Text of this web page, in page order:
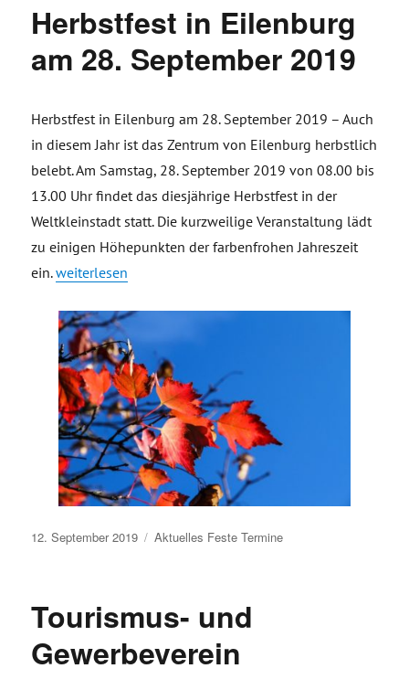
Herbstfest in Eilenburg
am 28. September 2019
Herbstfest in Eilenburg am 28. September 2019 – Auch
in diesem Jahr ist das Zentrum von Eilenburg herbstlich
belebt. Am Samstag, 28. September 2019 von 08.00 bis
13.00 Uhr findet das diesjährige Herbstfest in der
Weltkleinstadt statt. Die kurzweilige Veranstaltung lädt
zu einigen Höhepunkten der farbenfrohen Jahreszeit
ein.„Herbstfest in Eilenburg am 28. September 2019“
weiterlesen
Veröffentlicht
12. September 2019 Aktuelles Feste Termine
Tourismus- und
Gewerbeverein